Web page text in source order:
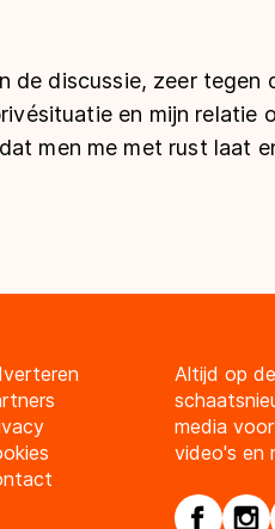
de discussie, zeer tegen
en mijn relatie
men me met rust laat
Altijd op
media
video's en